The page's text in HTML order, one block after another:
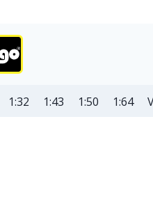
1:32 1:43 1:50 1:64